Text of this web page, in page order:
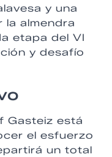
y una
la almendra
etapa del VI
y desafío
Gasteiz está
el esfuerzo
un total